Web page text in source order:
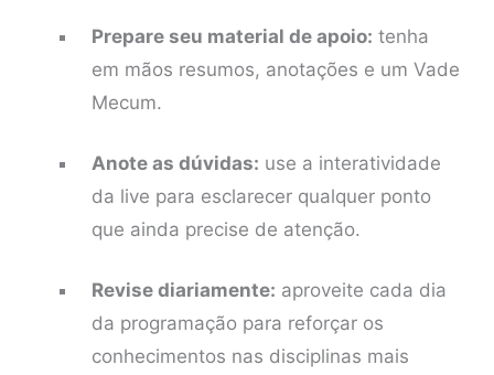
Prepare seu material de apoio: tenha
em mãos resumos, anotações e um Vade
Mecum.
Anote as dúvidas: use a interatividade
da live para esclarecer qualquer ponto
que ainda precise de atenção.
Revise diariamente: aproveite cada dia
da programação para reforçar os
conhecimentos nas disciplinas mais